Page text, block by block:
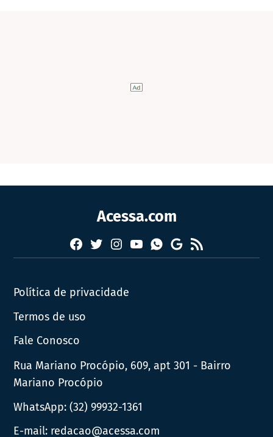
Acessa.com
Facebook
TwitterInstagram
YouTubeWhatsapp
Google
News
RSS
Política de privacidade
Termos de uso
Fale Conosco
Rua Mariano Procópio, 609, apt 301 - Bairro
Mariano Procópio
WhatsApp:(32) 99932-1361
E-mail: redacao@acessa.com